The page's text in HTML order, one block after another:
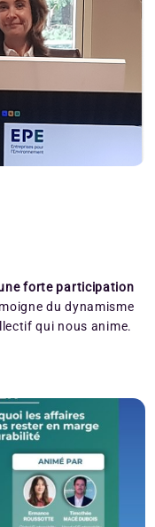
une forte participation
du dynamisme
qui nous anime.